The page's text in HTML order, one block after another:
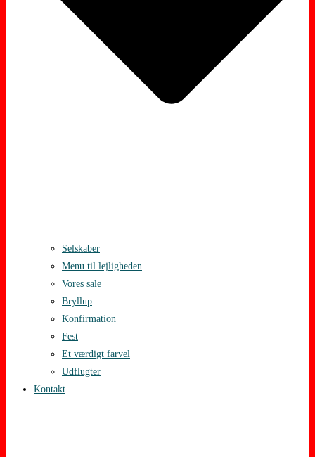
Selskaber
Menu til lejligheden
Vores sale
Bryllup
Konfirmation
Fest
Et værdigt farvel
Udflugter
Kontakt